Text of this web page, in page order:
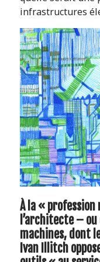
infrastructures
À la «
l’architecte – ou
machines, dont
Ivan Illitch